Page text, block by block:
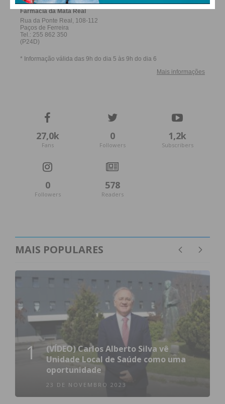
27,0k
Fans
0
Followers
1,2k
Subscribers
0
Followers
578
Readers
MAIS POPULARES
1
(VÍDEO) Carlos Alberto Silva vê
Unidade Local de Saúde como uma
oportunidade
23 DE NOVEMBRO 2023